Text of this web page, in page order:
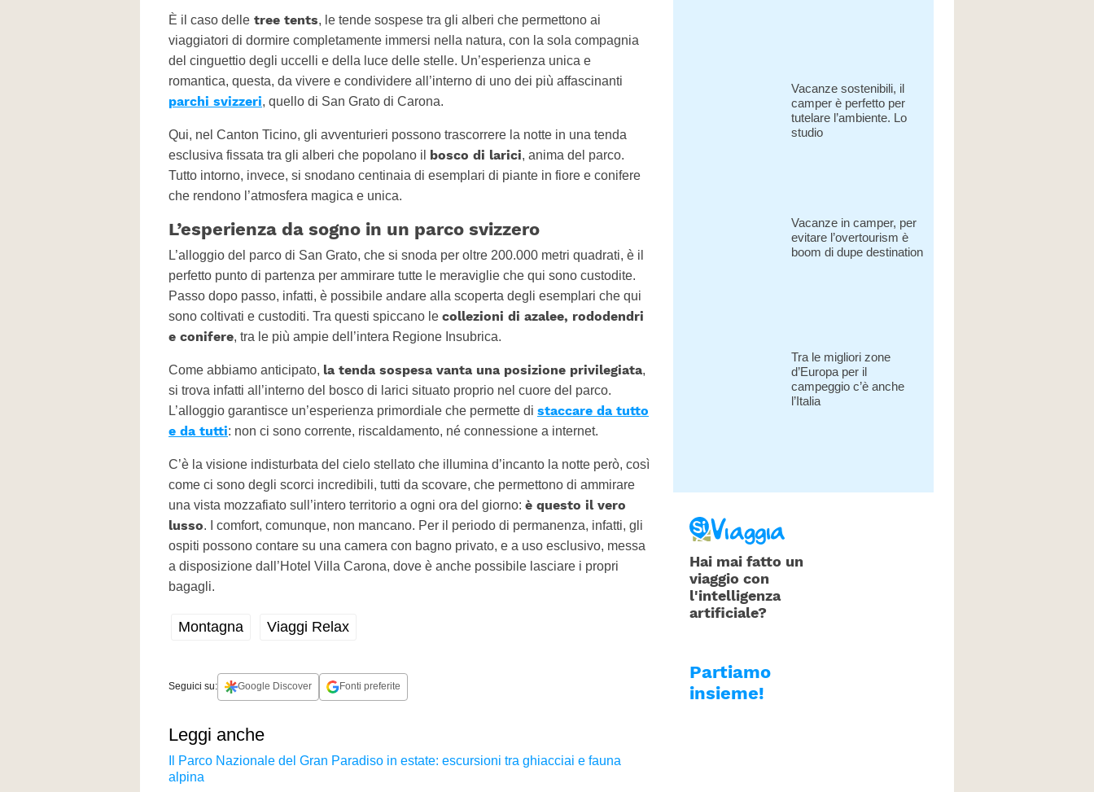
È il caso delle tree tents, le tende sospese tra gli alberi che permettono ai
viaggiatori di dormire completamente immersi nella natura, con la sola compagnia
del cinguettio degli uccelli e della luce delle stelle. Un’esperienza unica e
romantica, questa, da vivere e condividere all’interno di uno dei più affascinanti
parchi svizzeri, quello di San Grato di Carona.
Qui, nel Canton Ticino, gli avventurieri possono trascorrere la notte in una tenda
esclusiva fissata tra gli alberi che popolano il
bosco di larici, anima del parco.
Tutto intorno, invece, si snodano centinaia di esemplari di piante in fiore e conifere
che rendono l’atmosfera magica e unica.
L’esperienza da sogno in un parco svizzero
L’alloggio del parco di San Grato, che si snoda per oltre 200.000 metri quadrati, è il
perfetto punto di partenza per ammirare tutte le meraviglie che qui sono custodite.
Passo dopo passo, infatti, è possibile andare alla scoperta degli esemplari che qui
sono coltivati e custoditi. Tra questi spiccano le collezioni di azalee, rododendri
e conifere, tra le più ampie dell’intera Regione Insubrica.
Come abbiamo anticipato, la tenda sospesa vanta una posizione privilegiata,
si trova infatti all’interno del bosco di larici situato proprio nel cuore del parco.
L’alloggio garantisce un’esperienza primordiale che permette di staccare da tutto
e da tutti: non ci sono corrente, riscaldamento, né connessione a internet.
C’è la visione indisturbata del cielo stellato che illumina d’incanto la notte però, così
come ci sono degli scorci incredibili, tutti da scovare, che permettono di ammirare
una vista mozzafiato sull’intero territorio a ogni ora del giorno: è questo il vero
lusso. I comfort, comunque, non mancano. Per il periodo di permanenza, infatti, gli
ospiti possono contare su una camera con bagno privato, e a uso esclusivo, messa
a disposizione dall’Hotel Villa Carona, dove è anche possibile lasciare i propri
bagagli.
Montagna Viaggi Relax
Seguici su: Google Discover Fonti preferite
Leggi anche
Il Parco Nazionale del Gran Paradiso in estate: escursioni tra ghiacciai e fauna
alpina
Vacanze sostenibili, il
camper è perfetto per
tutelare l’ambiente. Lo
studio
Vacanze in camper, per
evitare l’overtourism è
boom di dupe destination
Tra le migliori zone
d’Europa per il
campeggio c’è anche
l’Italia
Hai mai fatto un
viaggio con
l'intelligenza
artificiale?
Partiamo
insieme!